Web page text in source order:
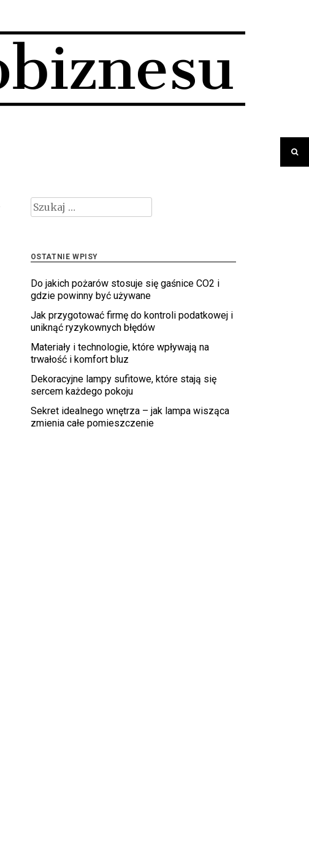
Szukaj:
OSTATNIE WPISY
Do jakich pożarów stosuje się gaśnice CO2 i
gdzie powinny być używane
Jak przygotować firmę do kontroli podatkowej i
uniknąć ryzykownych błędów
Materiały i technologie, które wpływają na
trwałość i komfort bluz
Dekoracyjne lampy sufitowe, które stają się
sercem każdego pokoju
Sekret idealnego wnętrza – jak lampa wisząca
zmienia całe pomieszczenie